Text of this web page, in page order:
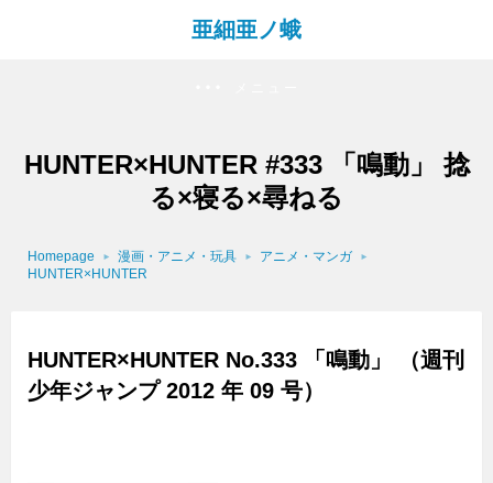
亜細亜ノ蛾
HUNTER×HUNTER #333 「鳴動」 捻
る×寝る×尋ねる
Homepage 漫画・アニメ・玩具
アニメ・マンガ
HUNTER×HUNTER
HUNTER×HUNTER No.333 「鳴動」 （週刊
少年ジャンプ 2012 年 09 号）